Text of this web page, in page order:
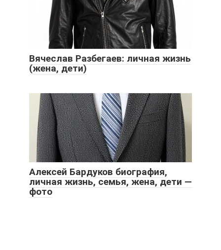
Вячеслав Разбегаев: личная жизнь
(жена, дети)
Алексей Бардуков биография,
личная жизнь, семья, жена, дети —
фото